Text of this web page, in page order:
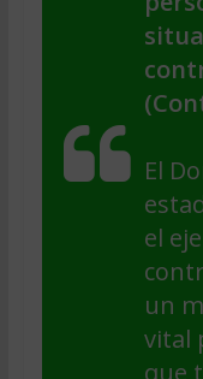
El
el
un
vital
que